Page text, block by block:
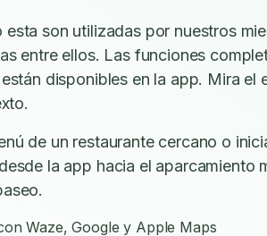
esta son utilizadas por nuestros
entre ellos. Las funciones
disponibles en la app. Mira el
de un restaurante cercano o
la app hacia el aparcamiento
Waze, Google y Apple Maps